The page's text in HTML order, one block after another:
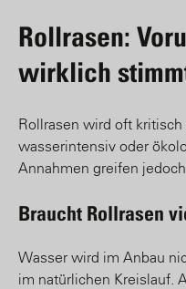
Rollrasen:
wirklich
Rollrasen wird oft
wasserintensiv oder
Annahmen greifen
Braucht Rollrasen
Wasser wird im Anbau
im natürlichen Kreislauf.